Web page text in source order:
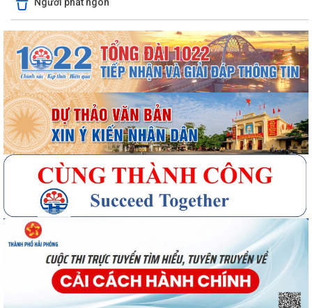
Người phát ngôn
Quyết định số 3091/QĐ-UBND ngày 05/8/2026 của UBND thành phố
Về việc công bố thủ tục hành chính ban...
Quyết định số 3095/QĐ-UBND ngày 05/8/2026 của UBND thành phố